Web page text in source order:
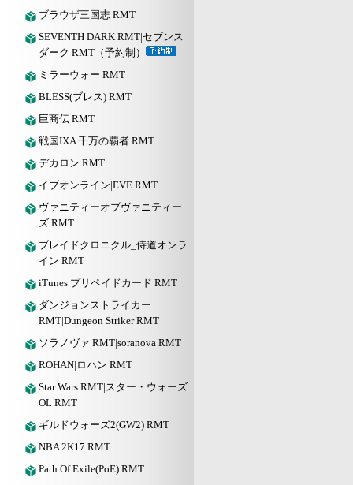
ブラウザ三国志 RMT
SEVENTH DARK RMT|セブンス
ダーク RMT（予約制）
ミラーウォー RMT
BLESS(ブレス) RMT
巨商伝 RMT
戦国IXA 千万の覇者 RMT
デカロン RMT
イブオンライン|EVE RMT
ヴァニティーオブヴァニティー
ズ RMT
ブレイドクロニクル_侍道オンラ
イン RMT
iTunes プリペイドカード RMT
ダンジョンストライカー
RMT|Dungeon Striker RMT
ソラノヴァ RMT|soranova RMT
ROHAN|ロハン RMT
Star Wars RMT|スター・ウォーズ
OL RMT
ギルドウォーズ2(GW2) RMT
NBA 2K17 RMT
Path Of Exile(PoE) RMT